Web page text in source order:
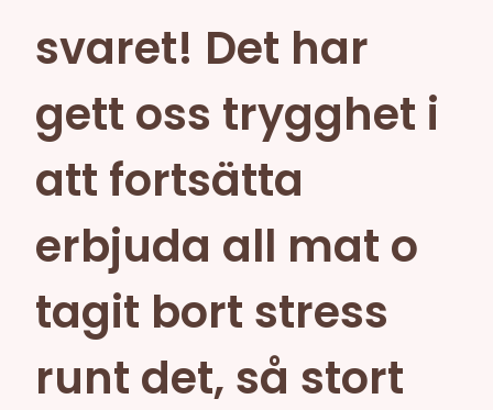
svaret! Det har
gett oss trygghet i
att fortsätta
erbjuda all mat o
tagit bort stress
runt det, så stort